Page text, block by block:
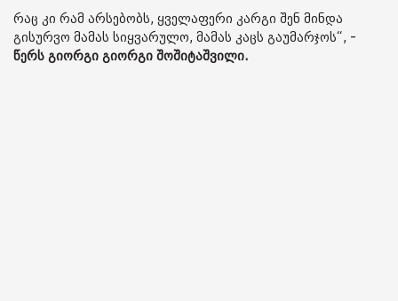
რაც კი რამ არსებობს, ყველაფერი კარგი შენ მინდა
გისურვო მამას სიყვარულო, მამას კაცს გაუმარჯოს“, -
წერს გიორგი გიორგი შოშიტაშვილი.